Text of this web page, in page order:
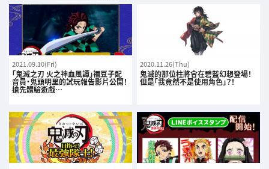
2021.09.10(Fri)
「鬼滅之刃 火之神血風譚」禰豆子配
音員・鬼頭明里的試玩報告影片公開！
搶先體驗遊戲…
2020.11.26(Thu)
鬼滅的那位柱將會在碧藍幻想登場！
但是「我竟然不是使用角色」？！